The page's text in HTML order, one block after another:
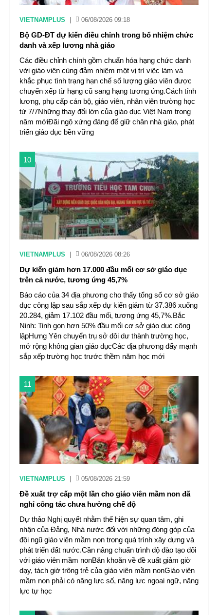
VIETNAMPLUS 06/08/2026 09:18
Bộ GD-ĐT dự kiến điều chỉnh trong bổ nhiệm chức
danh và xếp lương nhà giáo
Các điều chỉnh chính gồm chuẩn hóa hạng chức danh
với giáo viên cùng đảm nhiệm một vị trí việc làm và
khắc phục tình trạng hạn chế số lượng giáo viên được
chuyển xếp từ hạng cũ sang hạng tương ứng.Cách tính
lương, phụ cấp cán bộ, giáo viên, nhân viên trường học
từ 7/7Những thay đổi lớn của giáo dục Việt Nam trong
năm mớiĐãi ngộ xứng đáng để giữ chân nhà giáo, phát
triển giáo dục bền vững
10
VIETNAMPLUS 06/08/2026 08:26
Dự kiến giảm hơn 17.000 đầu mối cơ sở giáo dục
trên cả nước, tương ứng 45,7%
Báo cáo của 34 địa phương cho thấy tổng số cơ sở giáo
dục công lập sau sắp xếp dự kiến giảm từ 37.386 xuống
20.284, giảm 17.102 đầu mối, tương ứng 45,7%.Bắc
Ninh: Tinh gọn hơn 50% đầu mối cơ sở giáo dục công
lậpHưng Yên chuyển trụ sở dôi dư thành trường học,
mở rộng không gian giáo dụcCác địa phương đẩy mạnh
sắp xếp trường học trước thềm năm học mới
11
VIETNAMPLUS 05/08/2026 21:59
Đề xuất trợ cấp một lần cho giáo viên mầm non đã
nghỉ công tác chưa hưởng chế độ
Dự thảo Nghị quyết nhằm thể hiện sự quan tâm, ghi
nhận của Đảng, Nhà nước đối với những đóng góp của
đội ngũ giáo viên mầm non trong quá trình xây dựng và
phát triển đất nước.Cần nâng chuẩn trình độ đào tạo đối
với giáo viên mầm nonBăn khoăn về đề xuất giảm giờ
dạy, tách giờ trông trẻ của giáo viên mầm nonGiáo viên
mầm non phải có năng lực số, năng lực ngoại ngữ, năng
lực tự học